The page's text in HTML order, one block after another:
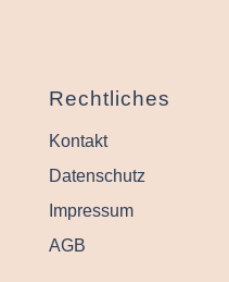
Rechtliches
Kontakt
Datenschutz
Impressum
AGB